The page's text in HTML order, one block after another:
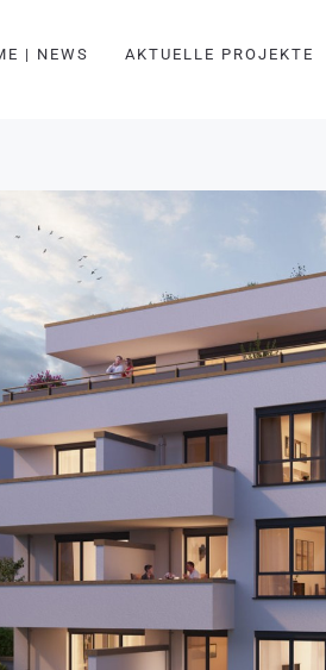
| NEWS AKTUELLE PROJEKTE